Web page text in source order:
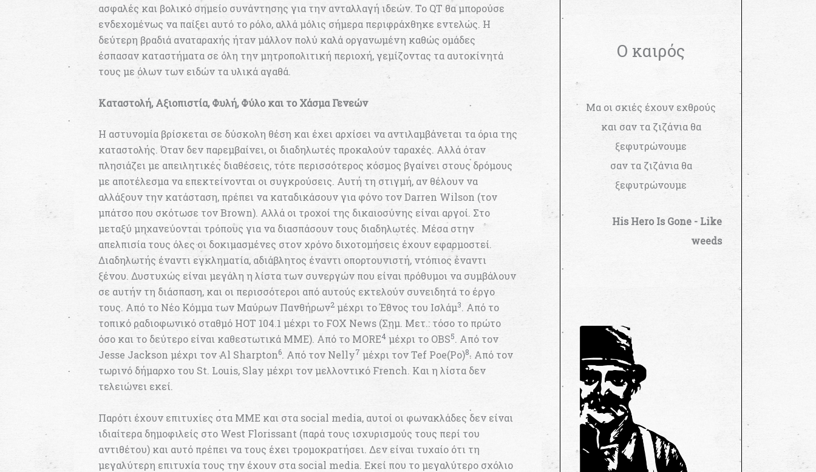
ασφαλές και βολικό σημείο συνάντησης για την ανταλλαγή ιδεών. Το QT θα μπορούσε
ενδεχομένως να παίξει αυτό το ρόλο, αλλά μόλις σήμερα περιφράχθηκε εντελώς. Η
δεύτερη βραδιά αναταραχής ήταν μάλλον πολύ καλά οργανωμένη καθώς ομάδες
έσπασαν καταστήματα σε όλη την μητροπολιτική περιοχή, γεμίζοντας τα αυτοκίνητά
τους με όλων των ειδών τα υλικά αγαθά.
Καταστολή, Αξιοπιστία, Φυλή, Φύλο και το Χάσμα Γενεών
Η αστυνομία βρίσκεται σε δύσκολη θέση και έχει αρχίσει να αντιλαμβάνεται τα όρια της
καταστολής. Όταν δεν παρεμβαίνει, οι διαδηλωτές προκαλούν ταραχές. Αλλά όταν
πλησιάζει με απειλητικές διαθέσεις, τότε περισσότερος κόσμος βγαίνει στους δρόμους
με αποτέλεσμα να επεκτείνονται οι συγκρούσεις. Αυτή τη στιγμή, αν θέλουν να
αλλάξουν την κατάσταση, πρέπει να καταδικάσουν για φόνο τον Darren Wilson (τον
μπάτσο που σκότωσε τον Brown). Αλλά οι τροχοί της δικαιοσύνης είναι αργοί. Στο
μεταξύ μηχανεύονται τρόπους για να διασπάσουν τους διαδηλωτές. Μέσα στην
απελπισία τους όλες οι δοκιμασμένες στον χρόνο διχοτομήσεις έχουν εφαρμοστεί.
Διαδηλωτής έναντι εγκληματία, αδιάβλητος έναντι οπορτουνιστή, ντόπιος έναντι
ξένου. Δυστυχώς είναι μεγάλη η λίστα των συνεργών που είναι πρόθυμοι να συμβάλουν
σε αυτήν τη διάσπαση, και οι περισσότεροι από αυτούς εκτελούν συνειδητά το έργο
τους. Από το Νέο Κόμμα των Μαύρων Πανθήρων2 μέχρι το Έθνος του Ισλάμ3. Από το
τοπικό ραδιοφωνικό σταθμό HOT 104.1 μέχρι το FOX News (Σημ. Μετ.: τόσο το πρώτο
όσο και το δεύτερο είναι καθεστωτικά ΜΜΕ). Από το MORE4 μέχρι το OBS5. Από τον
Jesse Jackson μέχρι τον Al Sharpton6. Από τον Nelly7 μέχρι τον Tef Poe(Po)8. Από τον
τωρινό δήμαρχο του St. Louis, Slay μέχρι τον μελλοντικό French. Και η λίστα δεν
τελειώνει εκεί.
Παρότι έχουν επιτυχίες στα ΜΜΕ και στα social media, αυτοί οι φωνακλάδες δεν είναι
ιδιαίτερα δημοφιλείς στο West Florissant (παρά τους ισχυρισμούς τους περί του
αντιθέτου) και αυτό πρέπει να τους έχει τρομοκρατήσει. Δεν είναι τυχαίο ότι τη
μεγαλύτερη επιτυχία τους την έχουν στα social media. Εκεί που το μεγαλύτερο σχόλιο
Ο καιρός
Μα οι σκιές έχουν εχθρούς
και σαν τα ζιζάνια θα
ξεφυτρώνουμε
σαν τα ζιζάνια θα
ξεφυτρώνουμε
His Hero Is Gone - Like
weeds